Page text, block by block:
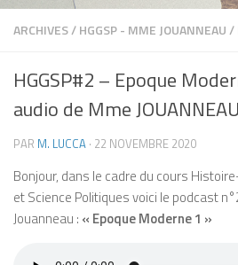
ARCHIVES/HGGSP - MME JOUANNEAU/
HGGSP#2 – Epoque
audio de Mme
PAR M. LUCCA · 22 NOVEMBRE 2020
Bonjour, dans le cadre du cours
et Science Politiques voici le podcast
Jouanneau : « Epoque Moderne 1 »